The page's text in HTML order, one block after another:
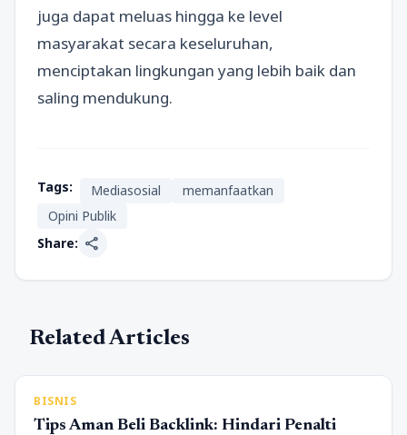
juga dapat meluas hingga ke level
masyarakat secara keseluruhan,
menciptakan lingkungan yang lebih baik dan
saling mendukung.
Tags: Mediasosial
memanfaatkan
Opini Publik
Share: share
Related Articles
BISNIS
Tips Aman Beli Backlink: Hindari Penalti